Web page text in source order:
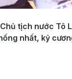
tịch nước Tô
nhất, kỷ